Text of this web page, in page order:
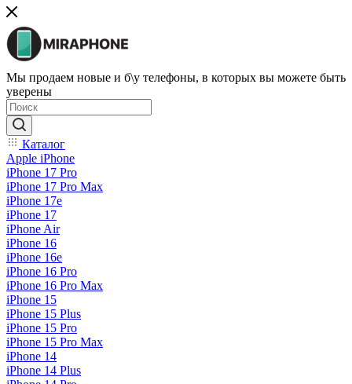
Мы продаем новые и б\у телефоны, в которых вы можете быть
уверены
Каталог
Apple iPhone
iPhone 17 Pro
iPhone 17 Pro Max
iPhone 17e
iPhone 17
iPhone Air
iPhone 16
iPhone 16e
iPhone 16 Pro
iPhone 16 Pro Max
iPhone 15
iPhone 15 Plus
iPhone 15 Pro
iPhone 15 Pro Max
iPhone 14
iPhone 14 Plus